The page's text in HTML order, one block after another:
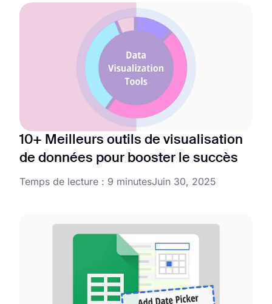
10+ Meilleurs outils de visualisation
de données pour booster le succès
Temps de lecture : 9 minutesJuin 30, 2025